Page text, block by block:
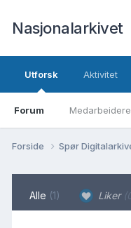
Nasjonalarkivet
Utforsk
Forum Medarbeidere
Aktivitet
Forside Spør
Alle (1) Liker